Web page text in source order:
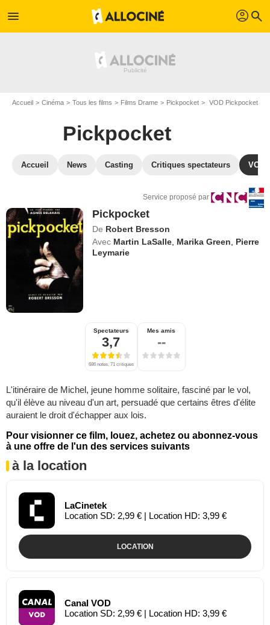
menu profil search
Accueil Cinéma Tous les films Films Drame Pickpocket VOD Pickpocket
Pickpocket
Accueil News Casting Critiques spectateurs VOD
Service proposé par
Pickpocket
De Robert Bresson
Avec Martin LaSalle Marika Green
Pierre
Leymarie
Spectateurs
3,7
686 notes, 71 critiques
Mes amis
--
L'itinéraire de Michel, jeune homme solitaire, fasciné par le vol,
qu'il élève au niveau d'un art, persuadé que certains êtres d'élite
auraient le droit d'échapper aux lois.
Pour visionner ce film, louez, achetez ou abonnez-vous
à une offre de l'un des services suivants
à la location
LaCinetek
Location SD: 2,99 € | Location HD: 3,99 €
LOCATION
Canal VOD
Location SD: 2,99 € | Location HD: 3,99 €